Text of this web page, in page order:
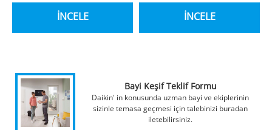
İNCELE İNCELE
Bayi Keşif Teklif Formu
Daikin' in konusunda uzman bayi ve ekiplerinin
sizinle temasa geçmesi için talebinizi buradan
iletebilirsiniz.